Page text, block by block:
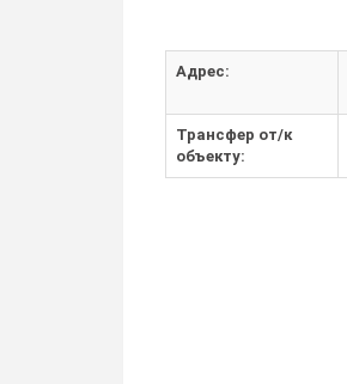
Адрес:
Трансфер от/к
объекту: